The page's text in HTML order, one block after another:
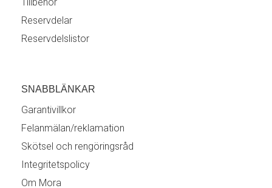
Reservdelar
Reservdelslistor
SNABBLÄNKAR
Garantivillkor
Felanmälan/reklamation
Skötsel och rengöringsråd
Integritetspolicy
Om Mora